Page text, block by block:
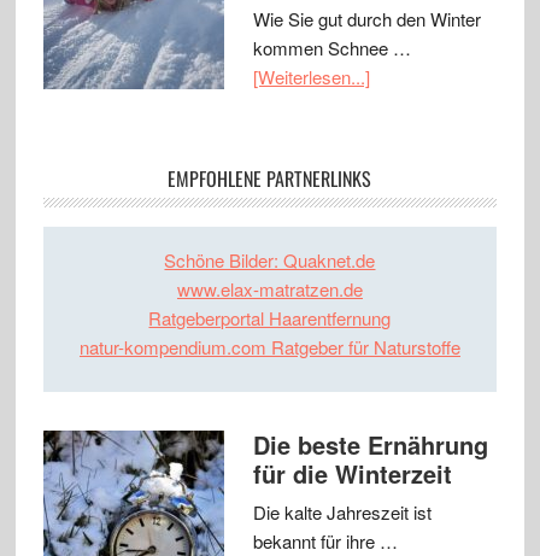
Wie Sie gut durch den Winter
kommen Schnee …
[Weiterlesen...]
EMPFOHLENE PARTNERLINKS
Schöne Bilder: Quaknet.de
www.elax-matratzen.de
Ratgeberportal Haarentfernung
natur-kompendium.com Ratgeber für Naturstoffe
Die beste Ernährung
für die Winterzeit
Die kalte Jahreszeit ist
bekannt für ihre …